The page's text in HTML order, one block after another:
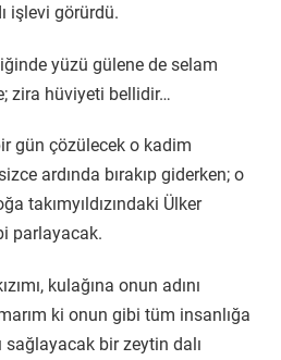
işlevi görürdü.
yüzü gülene de selam
zira hüviyeti bellidir…
gün çözülecek o kadim
ardında bırakıp giderken; o
takımyıldızındaki Ülker
parlayacak.
kulağına onun adını
ki onun gibi tüm insanlığa
sağlayacak bir zeytin dalı